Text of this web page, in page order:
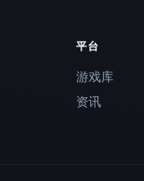
平台
游戏库
资讯